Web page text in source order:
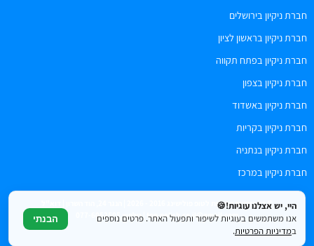
חברת ניקיון בירושלים
חברת ניקיון בראשון לציון
חברת ניקיון בפתח תקווה
חברת ניקיון בצפון
חברת ניקיון באשדוד
חברת ניקיון בקריות
חברת ניקיון בנתניה
חברת ניקיון במרכז
top.polish.co.il@gmail.com | טלפון: 077-6052505
היי, יש אצלנו עוגיות!🍪
אנו משתמשים בעוגיות לשיפור ותפעול האתר. פרטים נוספים
במדיניות הפרטיות.
הבנתי